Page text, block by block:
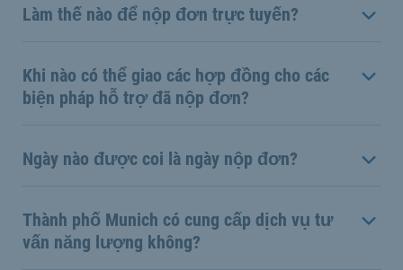
Làm thế nào để nộp đơn trực tuyến?
Khi nào có thể giao các hợp đồng cho các
biện pháp hỗ trợ đã nộp đơn?
Ngày nào được coi là ngày nộp đơn?
Thành phố Munich có cung cấp dịch vụ tư
vấn năng lượng không?